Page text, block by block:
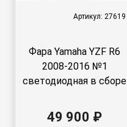
Артикул: 27619
Фара Yamaha YZF R6
2008-2016 №1
светодиодная в сборе
49 900 ₽